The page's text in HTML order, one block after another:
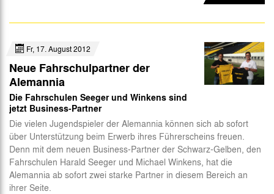
Fr, 17. August 2012
Neue Fahrschulpartner der
Alemannia
Die Fahrschulen Seeger und Winkens sind
jetzt Business-Partner
Die vielen Jugendspieler der Alemannia können sich ab sofort
über Unterstützung beim Erwerb ihres Führerscheins freuen.
Denn mit dem neuen Business-Partner der Schwarz-Gelben, den
Fahrschulen Harald Seeger und Michael Winkens, hat die
Alemannia ab sofort zwei starke Partner in diesem Bereich an
ihrer Seite.